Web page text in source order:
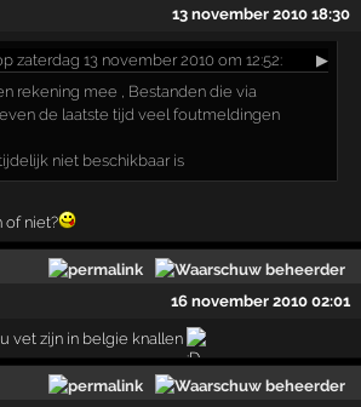
13 november 2010 18:30
zaterdag 13 november 2010 om 12:52:
▶
rekening mee , Bestanden die via
de laatste tijd veel foutmeldingen
niet beschikbaar is
of niet?
16 november 2010 02:01
vet zijn in belgie knallen